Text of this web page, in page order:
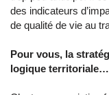
des indicateurs
de qualité de vie au
Pour vous, la
logique territoriale…